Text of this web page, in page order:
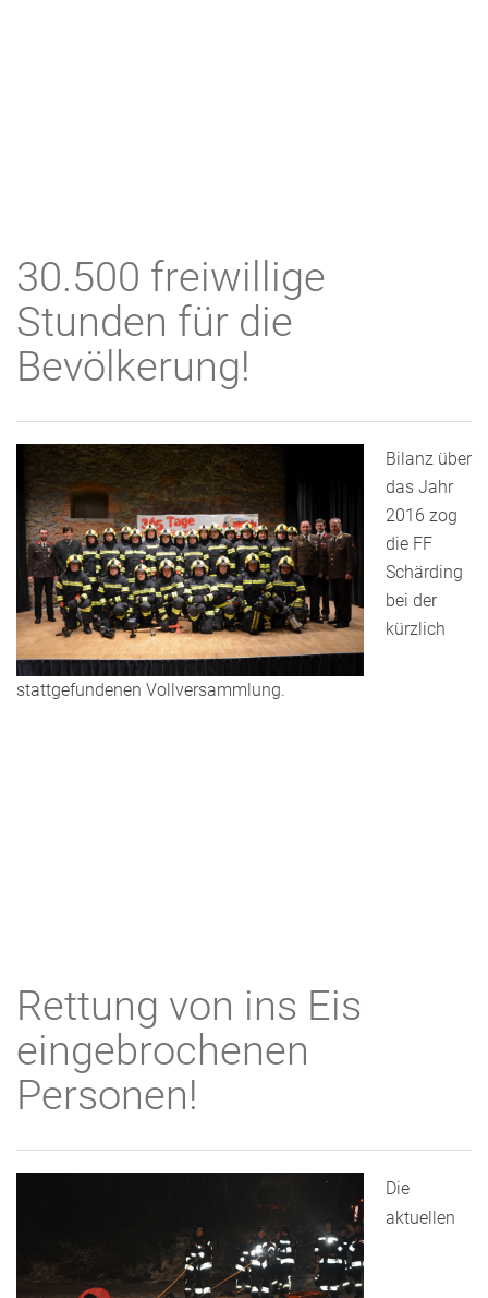
30.500 freiwillige
Stunden für die
Bevölkerung!
Bilanz über
das Jahr
2016 zog
die FF
Schärding
bei der
kürzlich
stattgefundenen Vollversammlung.
Rettung von ins Eis
eingebrochenen
Personen!
Die
aktuellen